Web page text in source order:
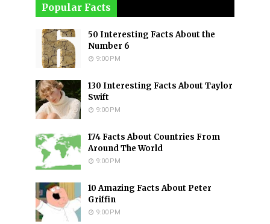
Popular Facts
50 Interesting Facts About the
Number 6
9:00 PM
130 Interesting Facts About Taylor
Swift
9:00 PM
174 Facts About Countries From
Around The World
9:00 PM
10 Amazing Facts About Peter
Griffin
9:00 PM